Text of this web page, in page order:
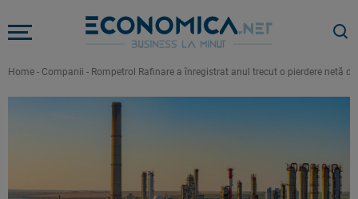
Home - Companii - Rompetrol Rafinare a înregistrat anul trecut o pierdere netă